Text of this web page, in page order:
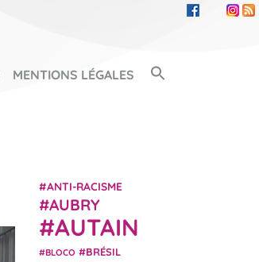
MENTIONS LÉGALES
ANTI-RACISME
AUBRY
AUTAIN
BLOCO BRÉSIL